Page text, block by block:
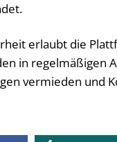
erlaubt die
in regelmäßigen
vermieden und